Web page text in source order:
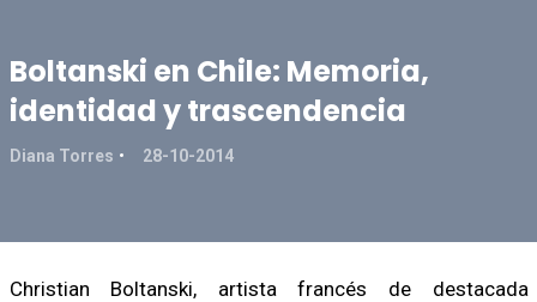
Boltanski en Chile: Memoria,
identidad y trascendencia
Diana Torres 28-10-2014
Christian Boltanski, artista francés de destacada